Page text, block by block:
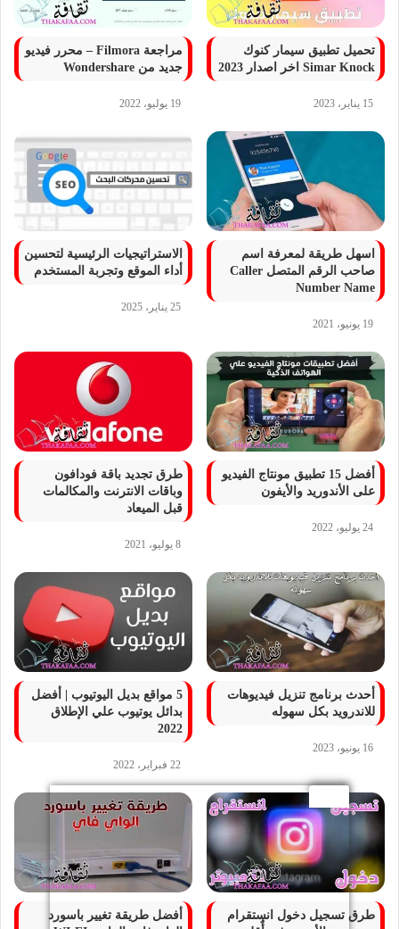
تحميل تطبيق سيمار كنوك
Simar Knock اخر اصدار 2023
15 يناير، 2023
مراجعة Filmora – محرر فيديو
جديد من Wondershare
19 يوليو، 2022
اسهل طريقة لمعرفة اسم
صاحب الرقم المتصل Caller
Number Name
19 يونيو، 2021
الاستراتيجيات الرئيسية لتحسين
أداء الموقع وتجربة المستخدم
25 يناير، 2025
أفضل 15 تطبيق مونتاج الفيديو
على الأندوريد والأيفون
24 يوليو، 2022
طرق تجديد باقة فودافون
وباقات الانترنت والمكالمات
قبل الميعاد
8 يوليو، 2021
أحدث برنامج تنزيل فيديوهات
للاندرويد بكل سهوله
16 يونيو، 2023
5 مواقع بديل اليوتيوب | أفضل
بدائل يوتيوب علي الإطلاق
2022
22 فبراير، 2022
طرق تسجيل دخول انستقرام
أفضل طريقة تغيير باسورد